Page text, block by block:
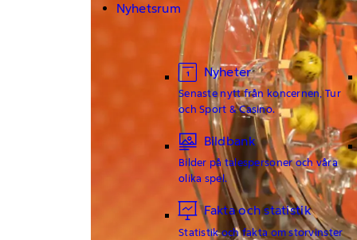
Nyhetsrum
Nyheter
Senaste nytt från koncernen, Tur
och Sport & Casino.
Bildbank
Bilder på talespersoner och våra
olika spel.
Fakta och statistik
Statistik och fakta om storvinster